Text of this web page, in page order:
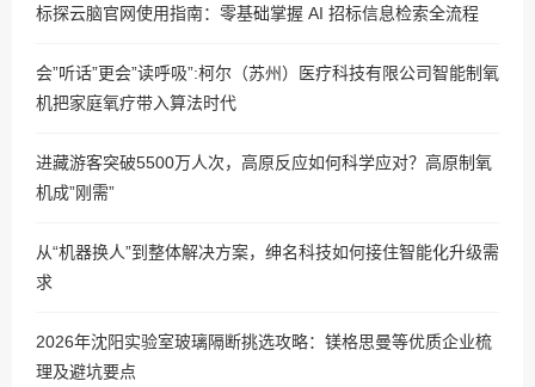
标探云脑官网使用指南：零基础掌握 AI 招标信息检索全流程
会”听话”更会”读呼吸”:柯尔（苏州）医疗科技有限公司智能制氧
机把家庭氧疗带入算法时代
进藏游客突破5500万人次，高原反应如何科学应对？高原制氧
机成”刚需”
从“机器换人”到整体解决方案，绅名科技如何接住智能化升级需
求
2026年沈阳实验室玻璃隔断挑选攻略：镁格思曼等优质企业梳
理及避坑要点